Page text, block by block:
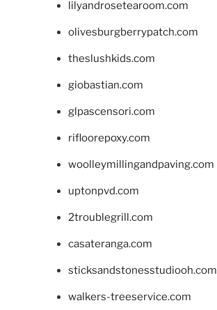
lilyandrosetearoom.com
olivesburgberrypatch.com
theslushkids.com
giobastian.com
glpascensori.com
rifloorepoxy.com
woolleymillingandpaving.com
uptonpvd.com
2troublegrill.com
casateranga.com
sticksandstonesstudiooh.com
walkers-treeservice.com